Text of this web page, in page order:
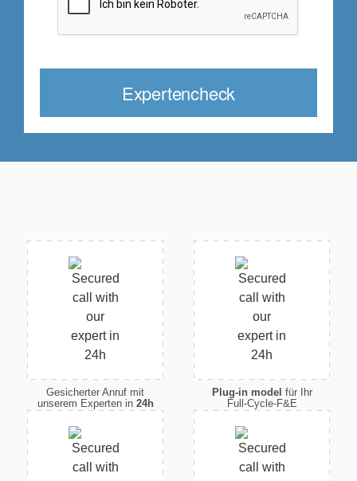
Expertencheck
Gesicherter Anruf mit
unserem Experten in 24h
Plug-in model für Ihr
Full-Cycle-F&E